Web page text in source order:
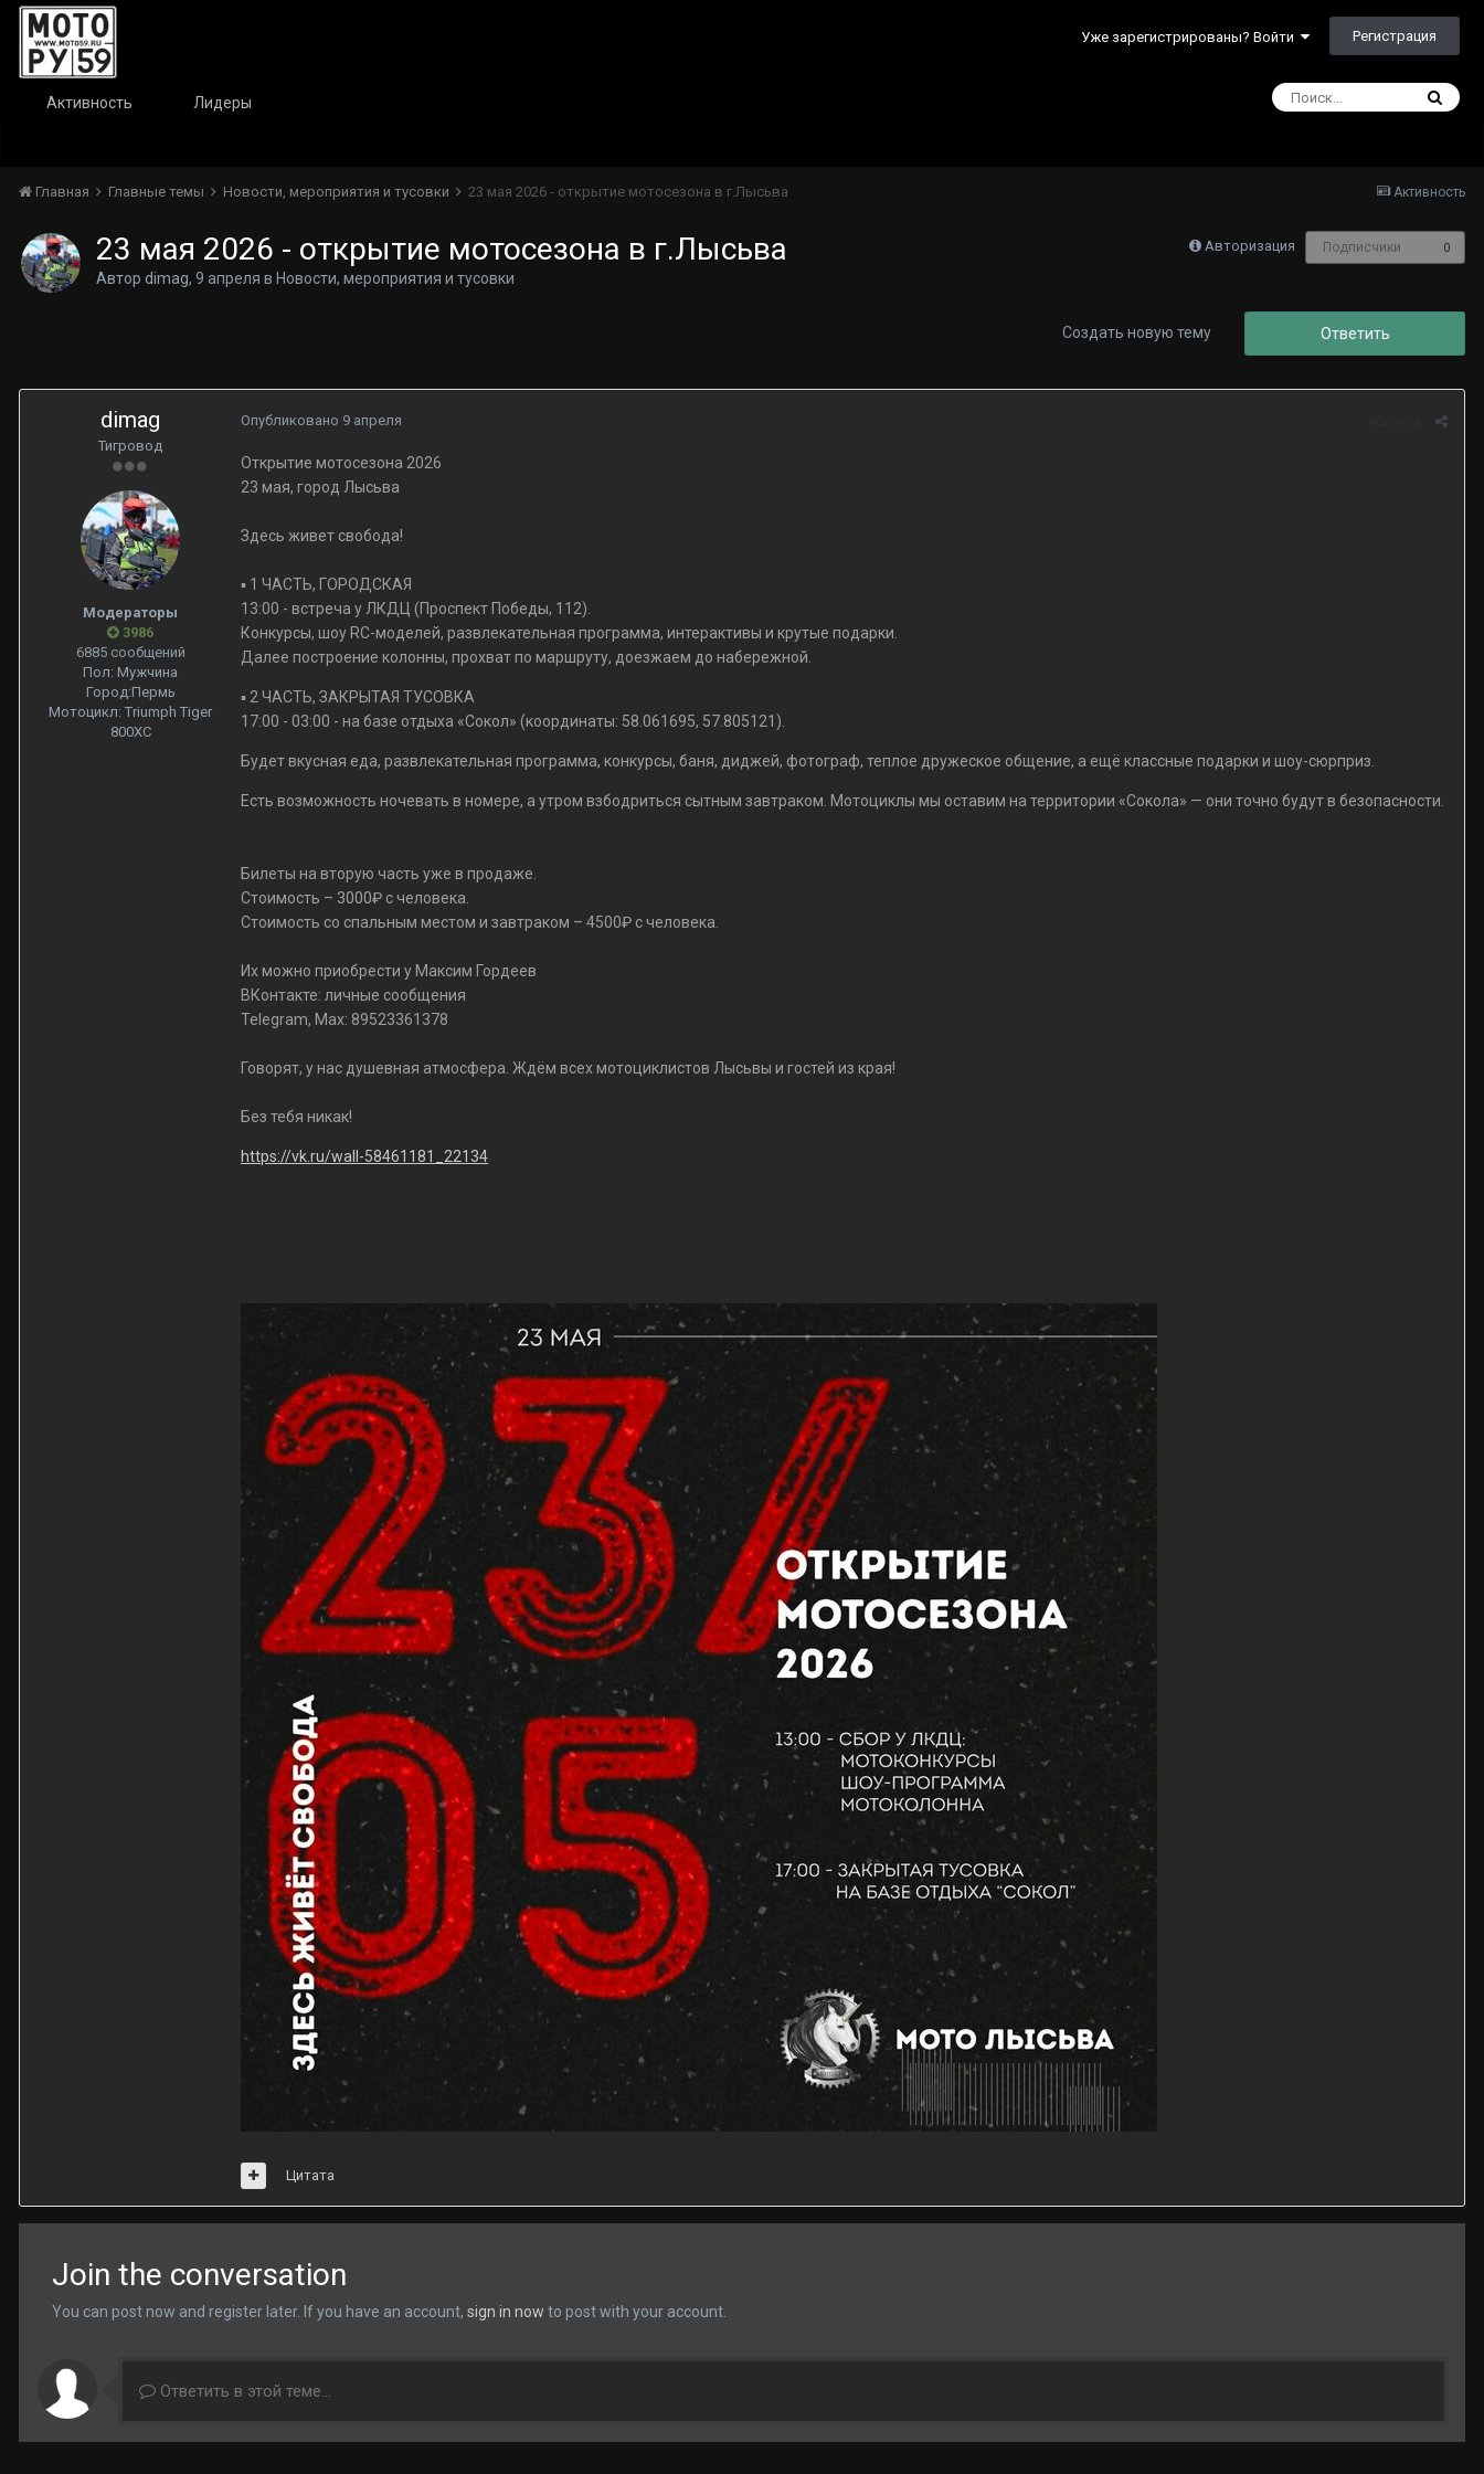
Уже зарегистрированы? Войти Регистрация
Активность Лидеры
Активность
Главная Главные темы Новости, мероприятия и тусовки 23 мая 2026 - открытие мотосезона в г.Лысьва
Авторизация Подписчики 0
23 мая 2026 - открытие мотосезона в г.Лысьва
Автор dimag, 9 апреля в Новости, мероприятия и тусовки
Ответить
Создать новую тему
dimag
Тигровод
Модераторы
3986
6885 сообщений
Пол: Мужчина
Город:Пермь
Мотоцикл: Triumph Tiger
800XC
Опубликовано 9 апреля
Открытие мотосезона 2026
23 мая, город Лысьва
Здесь живет свобода!
▪ 1 ЧАСТЬ, ГОРОДСКАЯ
13:00 - встреча у ЛКДЦ (Проспект Победы, 112).
Конкурсы, шоу RC-моделей, развлекательная программа, интерактивы и крутые подарки.
Далее построение колонны, прохват по маршруту, доезжаем до набережной.
▪ 2 ЧАСТЬ, ЗАКРЫТАЯ ТУСОВКА
17:00 - 03:00 - на базе отдыха «Сокол» (координаты: 58.061695, 57.805121).
Будет вкусная еда, развлекательная программа, конкурсы, баня, диджей, фотограф, теплое дружеское общение, а ещё классные подарки и шоу-сюрприз.
Есть возможность ночевать в номере, а утром взбодриться сытным завтраком. Мотоциклы мы оставим на территории «Сокола» — они точно будут в безопасности.
Билеты на вторую часть уже в продаже.
Стоимость – 3000₽ с человека.
Стоимость со спальным местом и завтраком – 4500₽ с человека.
Их можно приобрести у Максим Гордеев
ВКонтакте: личные сообщения
Telegram, Max: 89523361378
Говорят, у нас душевная атмосфера. Ждём всех мотоциклистов Лысьвы и гостей из края!
Без тебя никак!
https://vk.ru/wall-58461181_22134
Цитата
Join the conversation
You can post now and register later. If you have an account, sign in now to post with your account.
Ответить в этой теме...